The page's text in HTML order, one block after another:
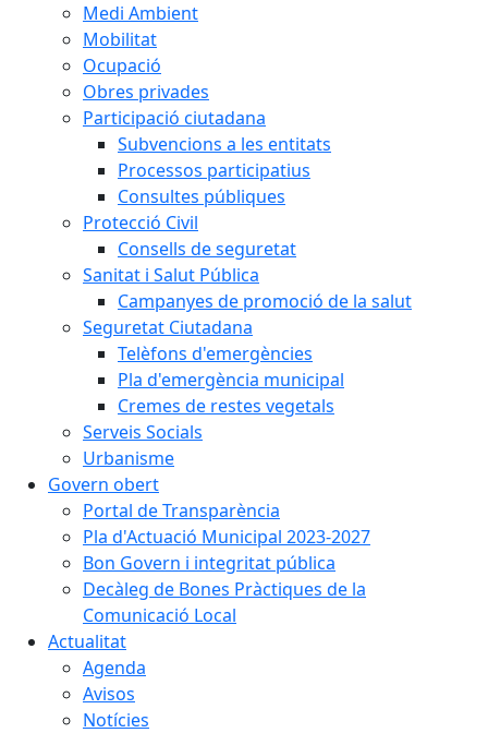
Medi Ambient
Mobilitat
Ocupació
Obres privades
Participació ciutadana
Subvencions a les entitats
Processos participatius
Consultes públiques
Protecció Civil
Consells de seguretat
Sanitat i Salut Pública
Campanyes de promoció de la salut
Seguretat Ciutadana
Telèfons d'emergències
Pla d'emergència municipal
Cremes de restes vegetals
Serveis Socials
Urbanisme
Govern obert
Portal de Transparència
Pla d'Actuació Municipal 2023-2027
Bon Govern i integritat pública
Decàleg de Bones Pràctiques de la
Comunicació Local
Actualitat
Agenda
Avisos
Notícies